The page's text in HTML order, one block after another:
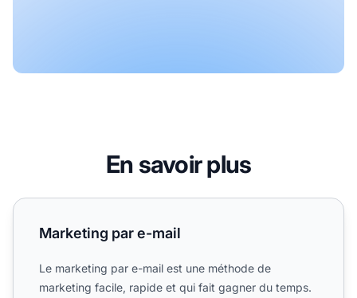
En savoir plus
Marketing par e-mail
Marketing par e-mail
Le marketing par e-mail est une méthode de
marketing facile, rapide et qui fait gagner du temps.